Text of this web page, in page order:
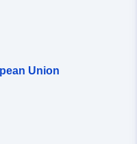
88u/dataset/
Union